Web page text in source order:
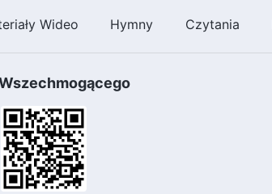
Wideo Hymny Czytania